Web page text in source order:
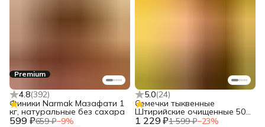
Premium
4.8(392)
599 ₽659 ₽−9%
Финики Narmak Мазафати 1
кг, натуральные без сахара
5.0(24)
1 229 ₽1 599 ₽−23%
Семечки тыквенные
Штирийские очищенные 500
гр, суперфуд от Narmak